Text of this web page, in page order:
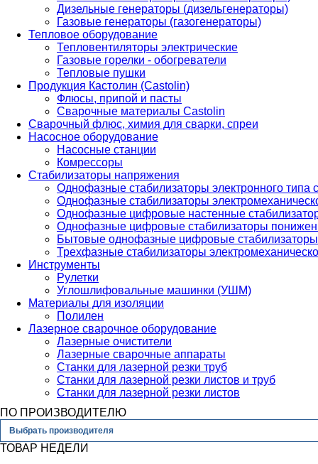
Дизельные генераторы (дизельгенераторы)
Газовые генераторы (газогенераторы)
Тепловое оборудование
Тепловентиляторы электрические
Газовые горелки - обогреватели
Тепловые пушки
Продукция Кастолин (Castolin)
Флюсы, припой и пасты
Сварочные материалы Castolin
Сварочный флюс, химия для сварки, спреи
Насосное оборудование
Насосные станции
Комрессоры
Стабилизаторы напряжения
Однофазные стабилизаторы электронного
Однофазные стабилизаторы
Однофазные цифровые настенные
Однофазные цифровые стабилизаторы
Бытовые однофазные цифровые стабилизаторы
Трехфазные стабилизаторы
Инструменты
Рулетки
Углошлифовальные машинки (УШМ)
Материалы для изоляции
Полилен
Лазерное сварочное оборудование
Лазерные очистители
Лазерные сварочные аппараты
Станки для лазерной резки труб
Станки для лазерной резки листов и труб
Станки для лазерной резки листов
ПО ПРОИЗВОДИТЕЛЮ
Выбрать производителя
ТОВАР НЕДЕЛИ